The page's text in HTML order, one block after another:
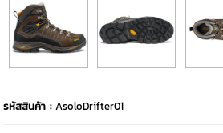
รหัสสินค้า :AsoloDrifter01